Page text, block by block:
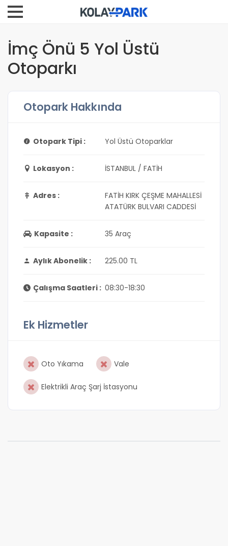
İmç Önü 5 Yol Üstü
Otoparkı
Otopark Hakkında
Otopark Tipi : Yol Üstü Otoparklar
Lokasyon : İSTANBUL / FATİH
Adres :
FATİH KIRK ÇEŞME MAHALLESİ
ATATÜRK BULVARI CADDESİ
Kapasite : 35 Araç
Aylık Abonelik : 225.00 TL
Çalışma Saatleri : 08:30-18:30
Ek Hizmetler
Oto Yıkama Vale
Elektrikli Araç Şarj İstasyonu